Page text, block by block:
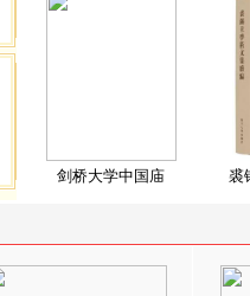
剑桥大学中国庙 裘